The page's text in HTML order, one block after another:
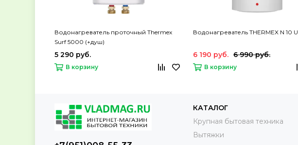
Водонагреватель проточный Thermex
Surf 5000 (+душ)
5 290 руб.
В корзину
Водонагреватель THERMEX N 10 U
6 190 руб. 6 990 руб.
В корзину
КАТАЛОГ
Крупная бытовая техника
Вытяжки